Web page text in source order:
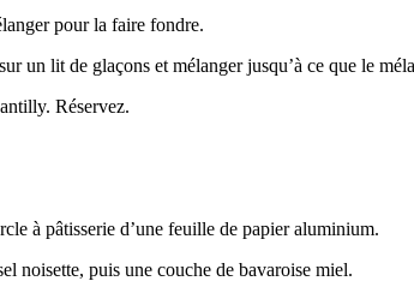
pour la faire fondre.
un lit de glaçons et mélanger jusqu’à ce que le
Réservez.
à pâtisserie d’une feuille de papier aluminium.
noisette, puis une couche de bavaroise miel.